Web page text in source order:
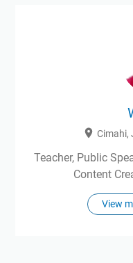
Cimahi,
Teacher, Public
Content
View